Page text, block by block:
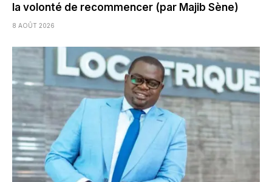
la volonté de recommencer (par Majib Sène)
8 AOÛT 2026